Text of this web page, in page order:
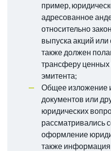
пример,
адресованное
относительно
выпуска акций или
также должен
трансферу ценных
эмитента;
Общее изложение
документов или
юридических
рассматривались
оформление
также